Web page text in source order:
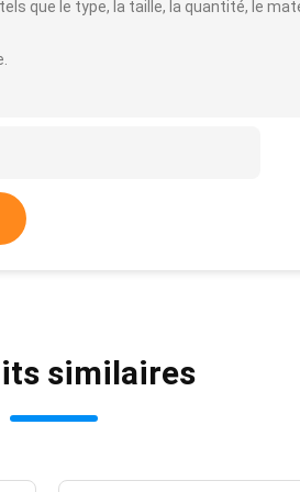
que le type, la taille, la quantité, le
similaires